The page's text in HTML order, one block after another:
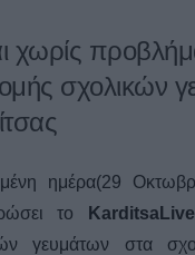
χωρίς
σχολικών
ημέρα(29
το
γευμάτων στα